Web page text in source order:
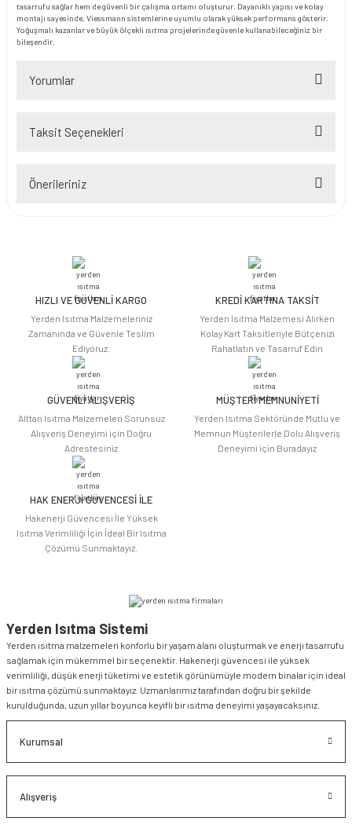
tasarrufu sağlar hem de güvenli bir çalışma ortamı oluşturur. Dayanıklı yapısı ve kolay
montajı sayesinde, Viessmann sistemlerine uyumlu olarak yüksek performans gösterir.
Yoğuşmalı kazanlar ve büyük ölçekli ısıtma projelerinde güvenle kullanabileceğiniz bir
bileşendir.
Yorumlar
Taksit Seçenekleri
Önerileriniz
iletebilirsiniz.
Görüş ve önerileriniz için teşekkür ederiz.
Ürün açıklamasında eksik bilgiler bulunuyor.
Ürün bilgilerinde hatalar bulunuyor.
Ürün fiyatı diğer sitelerden daha pahalı.
Bu ürüne benzer farklı alternatifler olmalı.
HIZLI VE GÜVENLİ KARGO
Yerden Isıtma Malzemeleriniz
Zamanında ve Güvenle Teslim
Ediyoruz.
KREDİ KARTINA TAKSİT
Yerden Isıtma Malzemesi Alırken
Kolay Kart Taksitleriyle Bütçenizi
Rahatlatın ve Tasarruf Edin
GÜVENLİ ALIŞVERİŞ
Alttan Isıtma Malzemeleri Sorunsuz
Alışveriş Deneyimi için Doğru
Adrestesiniz
MÜŞTERİ MEMNUNİYETİ
Yerden Isıtma Sektöründe Mutlu ve
Memnun Müşterilerle Dolu Alışveriş
Deneyimi için Buradayız
HAK ENERJİ GÜVENCESİ İLE
Hakenerji Güvencesi İle Yüksek
Isıtma Verimliliği İçin İdeal Bir Isıtma
Çözümü Sunmaktayız.
Yerden Isıtma Sistemi
Yerden ısıtma malzemeleri konforlu bir yaşam alanı oluşturmak ve enerji tasarrufu
sağlamak için mükemmel bir seçenektir. Hakenerji güvencesi ile yüksek
verimliliği, düşük enerji tüketimi ve estetik görünümüyle modern binalar için ideal
bir ısıtma çözümü sunmaktayız. Uzmanlarımız tarafından doğru bir şekilde
kurulduğunda, uzun yıllar boyunca keyifli bir ısıtma deneyimi yaşayacaksınız.
Kurumsal
Alışveriş